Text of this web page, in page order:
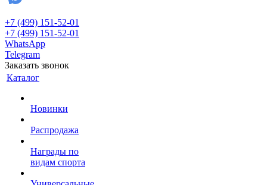
+7 (499) 151-52-01
+7 (499) 151-52-01
WhatsApp
Telegram
Заказать звонок
Каталог
Новинки
Распродажа
Награды по
видам спорта